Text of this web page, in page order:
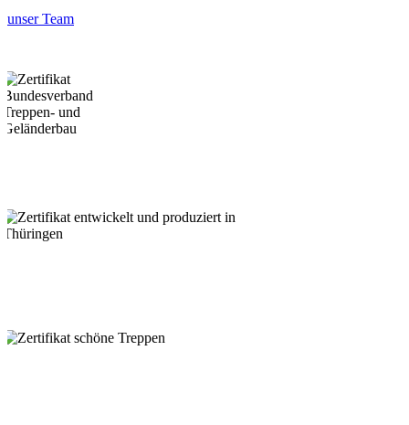
unser Team